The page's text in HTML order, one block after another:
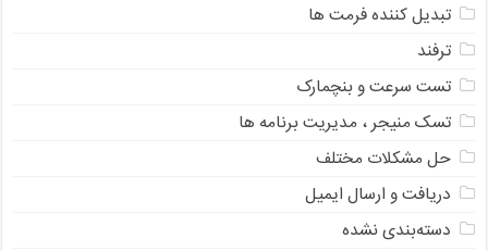
تبدیل کننده فرمت ها
ترفند
تست سرعت و بنچمارک
تسک منیجر ، مدیریت برنامه ها
حل مشکلات مختلف
دریافت و ارسال ایمیل
دسته‌بندی نشده